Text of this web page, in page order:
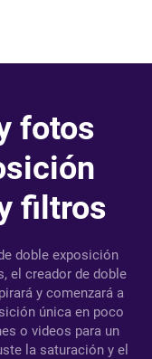
fotos
filtros
doble exposición
el creador de doble
y comenzará a
única en poco
o videos para un
la saturación y el